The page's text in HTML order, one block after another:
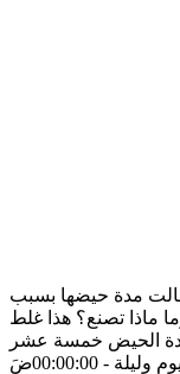
مدة حيضها بسبب
ماذا تصنع؟ هذا غلط
الحيض خمسة عشر
وليلة - 00:00:00 ضَ